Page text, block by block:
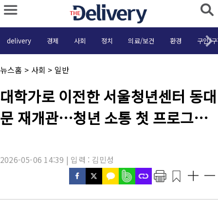
delivery 경제 사회 정치 의료/보건 환경 구인/
채
널
:
뉴스홈 > 사회 > 일반
사
목
대학가로 이전한 서울청년센터 동대
문 재개관…청년 소통 첫 프로그램
2026-05-06 14:39 | 입력 : 김민성